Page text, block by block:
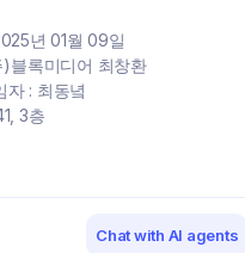
년 01월 09일
블록미디어 최창환
자 : 최동녘
3층
Chat with AI agents